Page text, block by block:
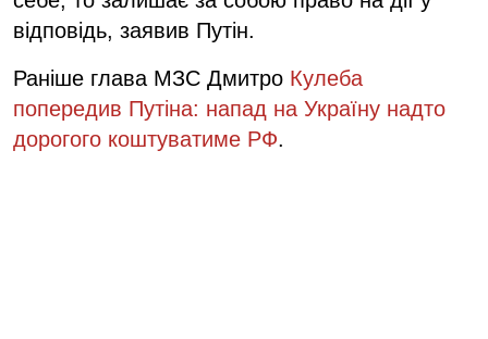
відповідь, заявив Путін.
Раніше глава МЗС Дмитро Кулеба
попередив Путіна: напад на Україну надто
дорогого коштуватиме РФ.